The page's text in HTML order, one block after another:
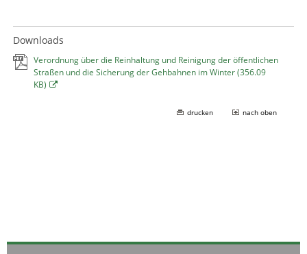
Downloads
Verordnung über die Reinhaltung und Reinigung der öffentlichen
Straßen und die Sicherung der Gehbahnen im Winter(356.09
KB)
drucken nach oben